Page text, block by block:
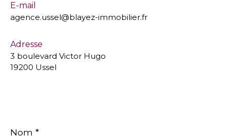
E-mail
agence.ussel@blayez-immobilier.fr
Adresse
3 boulevard Victor Hugo
19200 Ussel
*